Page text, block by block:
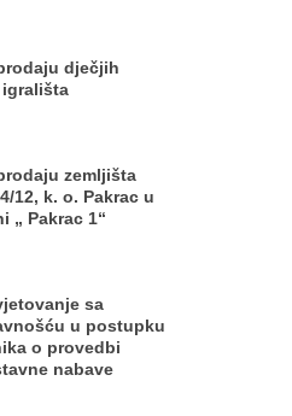
dječjih
zemljišta
12, k. o. Pakrac u
„ Pakrac 1“
sa
u postupku
o provedbi
nabave